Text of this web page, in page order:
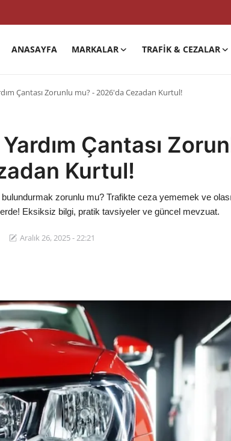
ANASAYFA MARKALAR TRAFIK & CEZALAR
Çantası Zorunlu mu? - 2026'da Cezadan Kurtul!
Çantası
Kurtul!
zorunlu mu? Trafikte ceza yememek ve
Eksiksiz bilgi, pratik tavsiyeler ve güncel mevzuat.
Aralık 26, 2025 - 22:21